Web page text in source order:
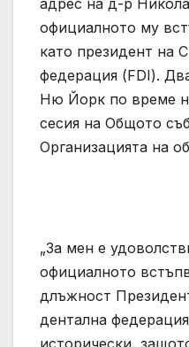
адрес на д-р
официалното му
като президент на
федерация (FDI).
Ню Йорк по време
сесия на Общото
Организацията на
„За мен е
официалното
длъжност
дентална